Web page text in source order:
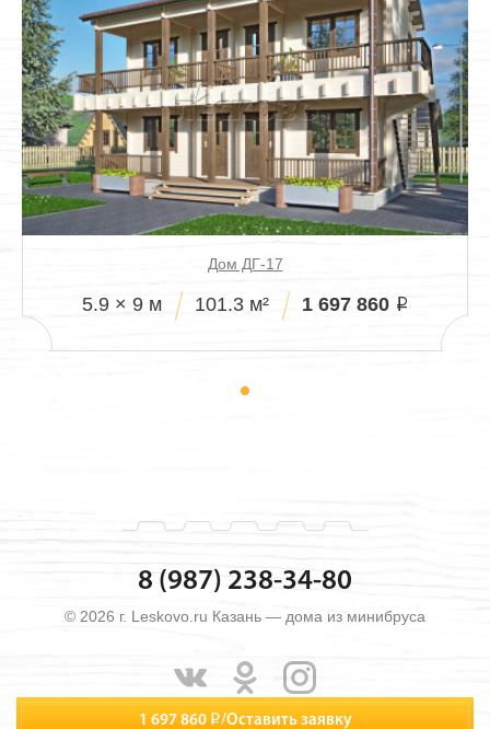
1 697 860 i/Оставить заявку
Дом ДГ-17
5.9 × 9 м 101.3 м² 1 697 860 i
8 (987) 238-34-80
© 2026 г. Leskovo.ru Казань — дома из минибруса